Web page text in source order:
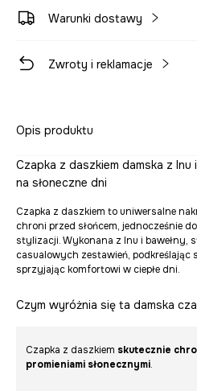
Warunki dostawy
Zwroty i reklamacje
Opis produktu
Czapka z daszkiem damska z lnu
na słoneczne dni
Czapka z daszkiem to uniwersalne
chroni przed słońcem, jednocześnie
stylizacji. Wykonana z lnu i bawełny,
casualowych zestawień, podkreślając
sprzyjając komfortowi w ciepłe dni.
Czym wyróżnia się ta damska
Czapka z daszkiem skutecznie
promieniami słonecznymi.